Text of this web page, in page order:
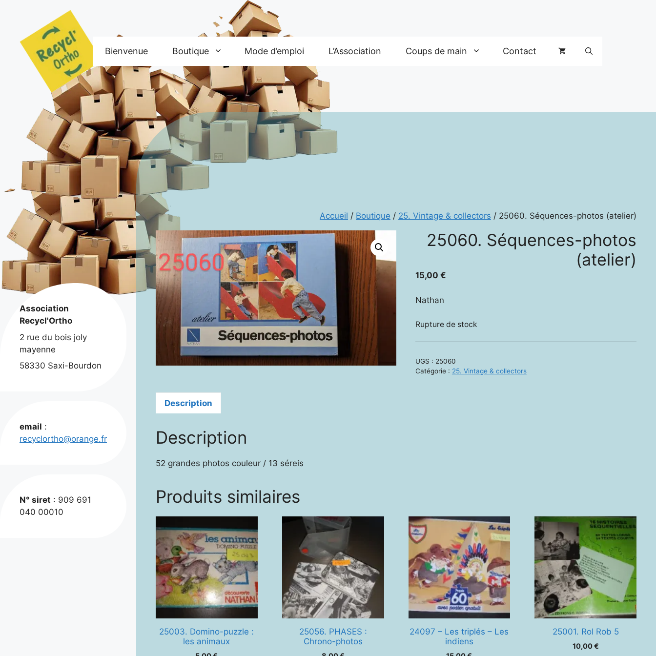
Bienvenue Boutique Mode d’emploi L’Association Coups de main Contact
Accueil / Boutique / 25. Vintage & collectors / 25060. Séquences-photos (atelier)
25060. Séquences-photos
(atelier)
15,00 €
Nathan
Rupture de stock
UGS : 25060
Catégorie : 25. Vintage & collectors
Description
Description
52 grandes photos couleur / 13 séreis
Produits similaires
25003. Domino-puzzle :
les animaux
25056. PHASES :
Chrono-photos
24097 – Les triplés – Les
indiens
25001. Rol Rob 5
10,00€
Association
Recycl'Ortho
2 rue du bois joly
mayenne
58330 Saxi-Bourdon
email :
recyclortho@orange.fr
N° siret : 909 691
040 00010